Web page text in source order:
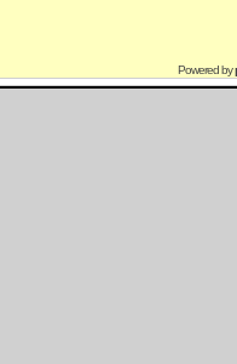
Powered by